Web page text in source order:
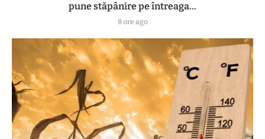
pune stăpânire pe întreaga...
8 ore ago